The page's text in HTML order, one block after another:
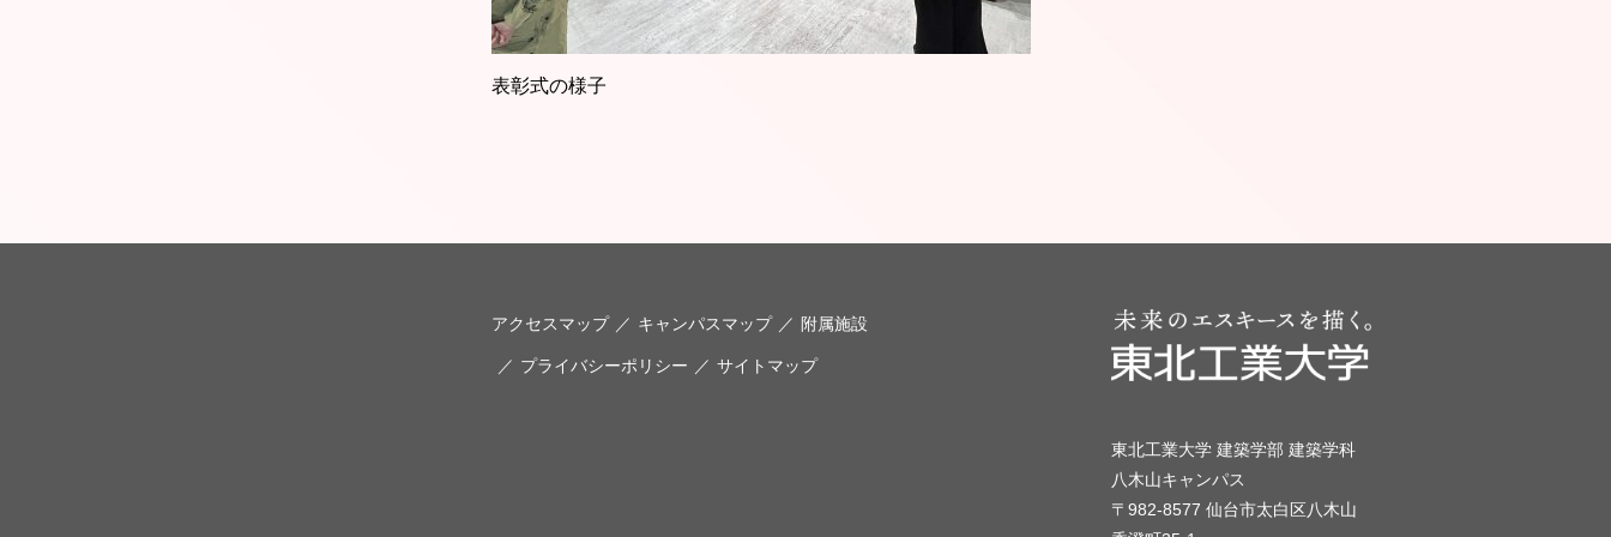
表彰式の様子
アクセスマップ キャンパスマップ 附属施設
プライバシーポリシー サイトマップ
東北工業大学 建築学部 建築学科
八木山キャンパス
〒982-8577 仙台市太白区八木山